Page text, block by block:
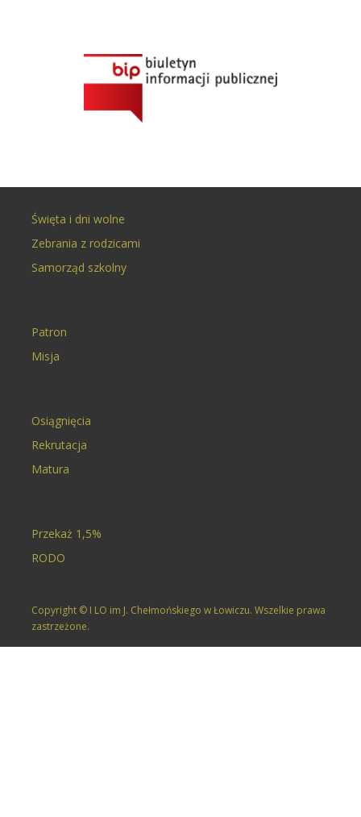
Święta i dni wolne
Zebrania z rodzicami
Samorząd szkolny
Patron
Misja
Osiągnięcia
Rekrutacja
Matura
Przekaż 1,5%
RODO
Copyright © I LO im J. Chełmońskiego w Łowiczu. Wszelkie prawa
zastrzeżone.